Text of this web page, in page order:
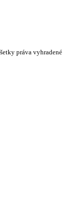
práva vyhradené